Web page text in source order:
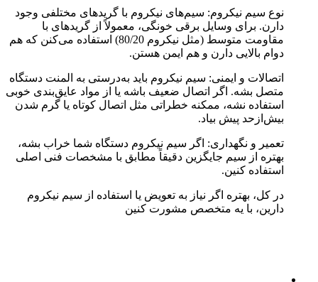
نوع سیم نیکروم: سیم‌های نیکروم با گریدهای مختلفی وجود
دارن. برای وسایل برقی خونگی، معمولاً از گریدهای با
مقاومت متوسط (مثل نیکروم 80/20) استفاده می‌کنن که هم
دوام بالایی دارن و هم ایمن هستن.
اتصالات و ایمنی: سیم نیکروم باید به‌درستی به المنت دستگاه
متصل بشه. اگر اتصال ضعیف باشه یا از مواد عایق‌بندی خوبی
استفاده نشه، ممکنه خطراتی مثل اتصال کوتاه یا گرم شدن
بیش‌ازحد پیش بیاد.
تعمیر و نگهداری: اگر سیم نیکروم دستگاه شما خراب بشه،
بهتره از سیم جایگزین دقیقاً مطابق با مشخصات فنی اصلی
استفاده کنین.
در کل، بهتره اگر نیاز به تعویض یا استفاده از سیم نیکروم
دارین، با یه متخصص مشورت کنین